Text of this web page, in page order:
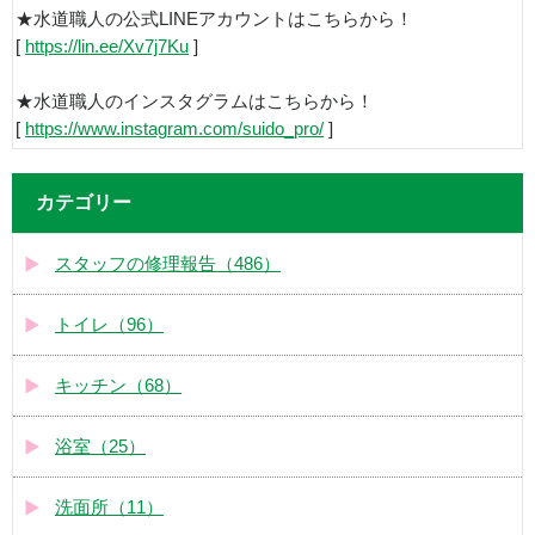
★水道職人の公式LINEアカウントはこちらから！
[ https://lin.ee/Xv7j7Ku ]
★水道職人のインスタグラムはこちらから！
[ https://www.instagram.com/suido_pro/ ]
カテゴリー
スタッフの修理報告（486）
トイレ（96）
キッチン（68）
浴室（25）
洗面所（11）